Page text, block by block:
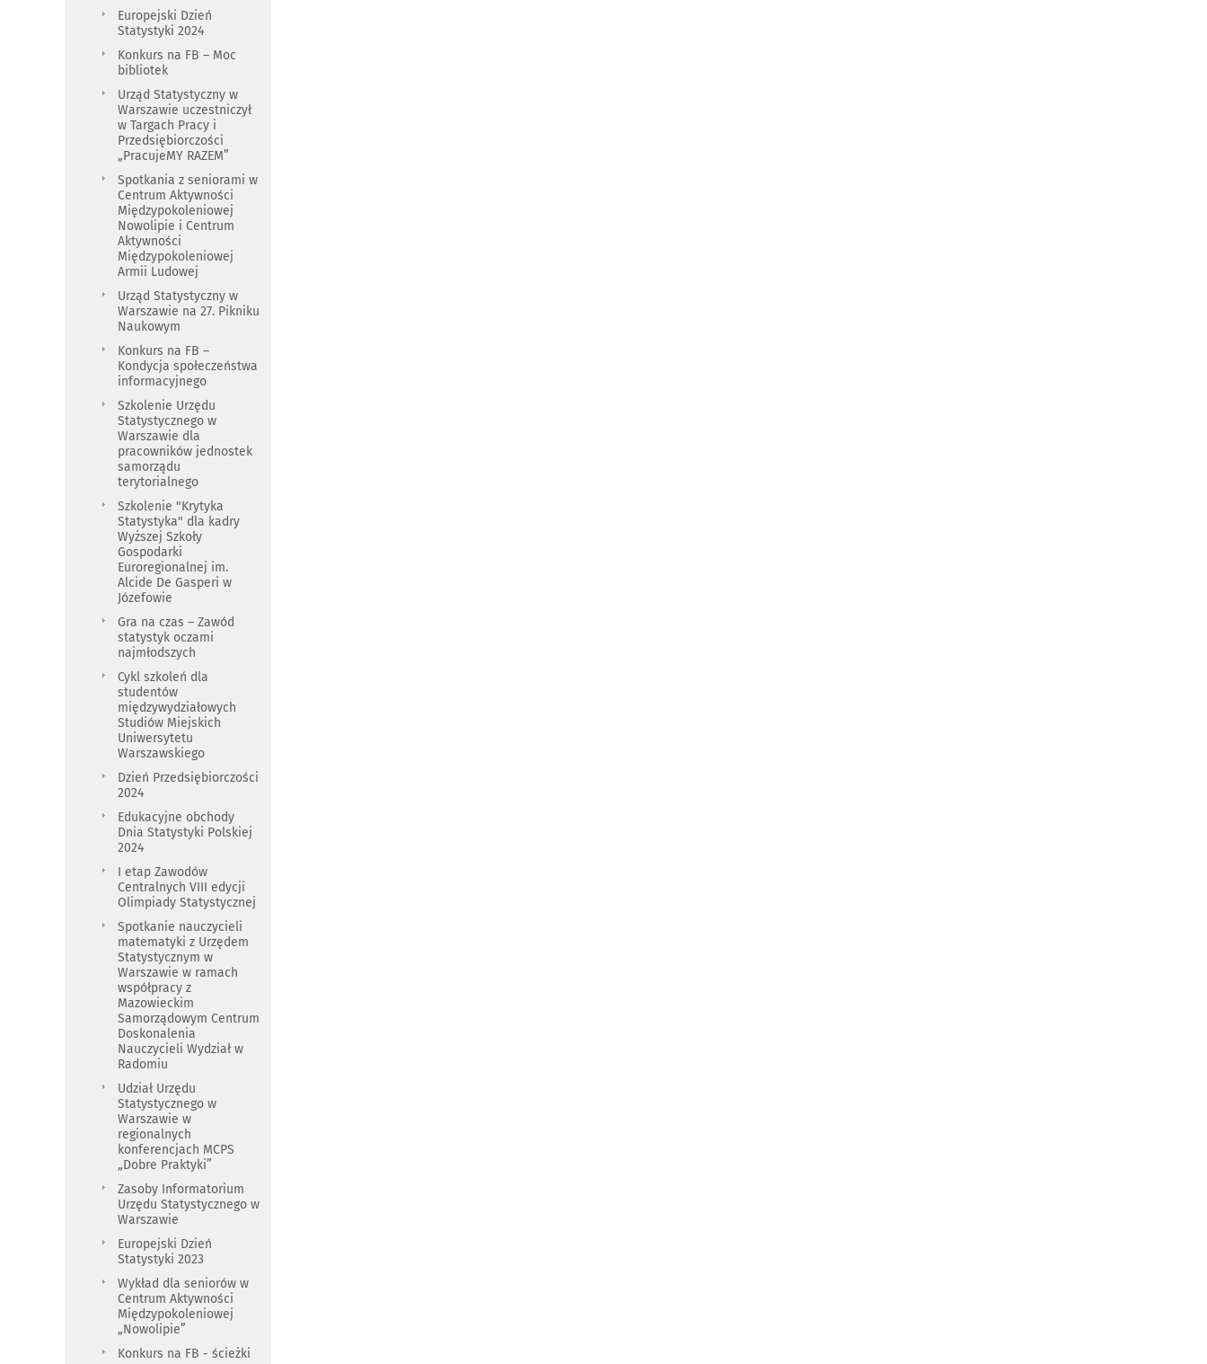
Europejski Dzień
Statystyki 2024
Konkurs na FB – Moc
bibliotek
Urząd Statystyczny w
Warszawie uczestniczył
w Targach Pracy i
Przedsiębiorczości
„PracujeMY RAZEM”
Spotkania z seniorami w
Centrum Aktywności
Międzypokoleniowej
Nowolipie i Centrum
Aktywności
Międzypokoleniowej
Armii Ludowej
Urząd Statystyczny w
Warszawie na 27. Pikniku
Naukowym
Konkurs na FB –
Kondycja społeczeństwa
informacyjnego
Szkolenie Urzędu
Statystycznego w
Warszawie dla
pracowników jednostek
samorządu
terytorialnego
Szkolenie "Krytyka
Statystyka" dla kadry
Wyższej Szkoły
Gospodarki
Euroregionalnej im.
Alcide De Gasperi w
Józefowie
Gra na czas – Zawód
statystyk oczami
najmłodszych
Cykl szkoleń dla
studentów
międzywydziałowych
Studiów Miejskich
Uniwersytetu
Warszawskiego
Dzień Przedsiębiorczości
2024
Edukacyjne obchody
Dnia Statystyki Polskiej
2024
I etap Zawodów
Centralnych VIII edycji
Olimpiady Statystycznej
Spotkanie nauczycieli
matematyki z Urzędem
Statystycznym w
Warszawie w ramach
współpracy z
Mazowieckim
Samorządowym Centrum
Doskonalenia
Nauczycieli Wydział w
Radomiu
Udział Urzędu
Statystycznego w
Warszawie w
regionalnych
konferencjach MCPS
„Dobre Praktyki”
Zasoby Informatorium
Urzędu Statystycznego w
Warszawie
Europejski Dzień
Statystyki 2023
Wykład dla seniorów w
Centrum Aktywności
Międzypokoleniowej
„Nowolipie”
Konkurs na FB - ścieżki